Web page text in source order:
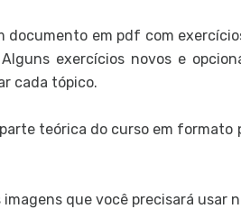
documento em pdf com
exercícios novos e
cada tópico.
teórica do curso em
que você precisará usar